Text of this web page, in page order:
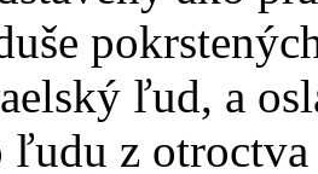
ľud, a
ľudu z